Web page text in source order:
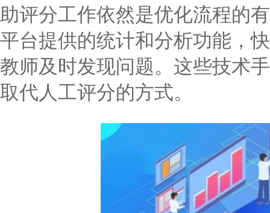
助评分工作依然是优化流程的
平台提供的统计和分析功能，
教师及时发现问题。这些技术
取代人工评分的方式。